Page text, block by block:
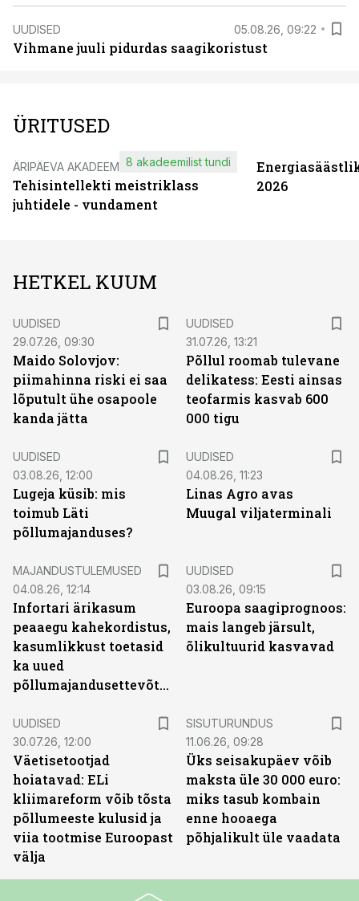
UUDISED 05.08.26, 09:22
Vihmane juuli pidurdas saagikoristust
ÜRITUSED
ÄRIPÄEVA AKADEEMIA
Tehisintellekti meistriklass
juhtidele - vundament
8 akadeemilist tundi
2026
HETKEL KUUM
UUDISED
29.07.26, 09:30
Maido Solovjov:
piimahinna riski ei saa
lõputult ühe osapoole
kanda jätta
UUDISED
31.07.26, 13:21
Põllul roomab tulevane
delikatess: Eesti ainsas
teofarmis kasvab 600
000 tigu
UUDISED
03.08.26, 12:00
Lugeja küsib: mis
toimub Läti
põllumajanduses?
UUDISED
04.08.26, 11:23
Linas Agro avas
Muugal viljaterminali
MAJANDUSTULEMUSED
04.08.26, 12:14
Infortari ärikasum
peaaegu kahekordistus,
kasumlikkust toetasid
ka uued
põllumajandusettevõtted
UUDISED
03.08.26, 09:15
Euroopa saagiprognoos:
mais langeb järsult,
õlikultuurid kasvavad
UUDISED
30.07.26, 12:00
Väetisetootjad
hoiatavad: ELi
kliimareform võib tõsta
põllumeeste kulusid ja
viia tootmise Euroopast
välja
SISUTURUNDUS
11.06.26, 09:28
Üks seisakupäev võib
maksta üle 30 000 euro:
miks tasub kombain
enne hooaega
põhjalikult üle vaadata